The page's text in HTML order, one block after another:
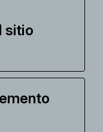
sitio